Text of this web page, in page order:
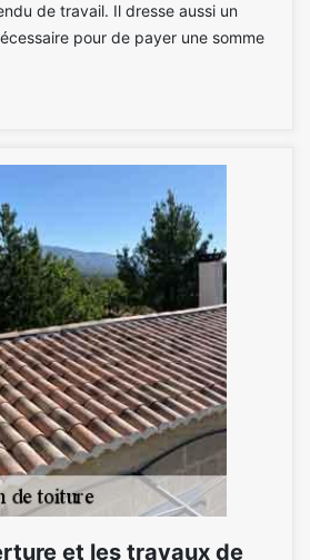
de travail. Il dresse aussi un
pour de payer une somme
et les travaux de